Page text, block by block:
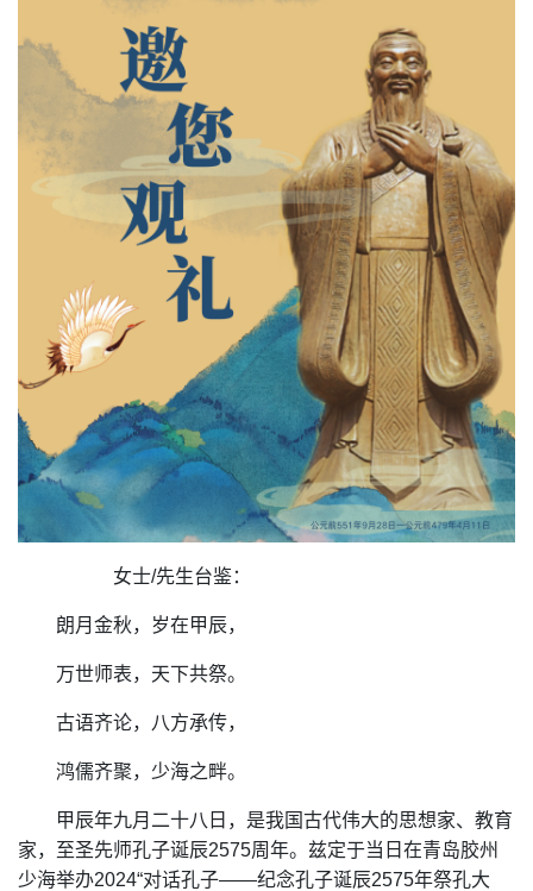
女士/先生台鉴：
朗月金秋，岁在甲辰，
万世师表，天下共祭。
古语齐论，八方承传，
鸿儒齐聚，少海之畔。
甲辰年九月二十八日，是我国古代伟大的思想家、教育
家，至圣先师孔子诞辰2575周年。兹定于当日在青岛胶州
少海举办2024“对话孔子——纪念孔子诞辰2575年祭孔大